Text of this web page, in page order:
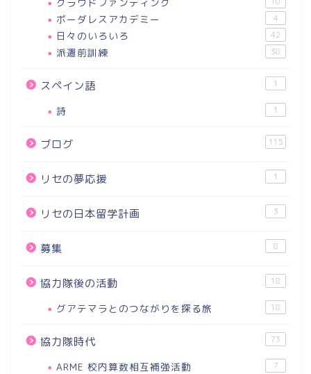
ボーダレスアカデミー 4
日々のいろいろ 42
派遣前訓練 38
スペイン語 1
詩 1
ブログ 115
リセの夢応援 1
リセの日本留学計画 3
募集 8
協力隊後の活動 18
グアテマラとのつながりを探る旅 18
協力隊時代 73
ARME 校内算数相互補強活動 7